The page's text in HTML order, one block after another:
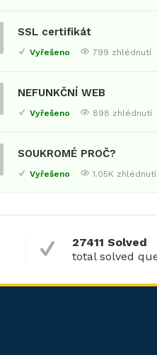
SSL certifikát
Vyřešeno 799 zhlédnutí
NEFUNKČNÍ WEB
Vyřešeno 898 zhlédnutí
SOUKROMÉ PROČ?
Vyřešeno 1.05K zhlédnutí
27411 Solved
total solved